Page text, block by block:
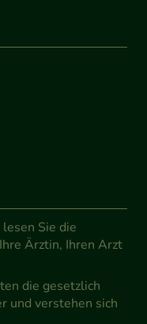
Sie die
Ärztin, Ihren Arzt
die gesetzlich
und verstehen sich